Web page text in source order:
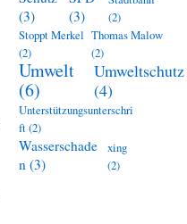
(3)
(3)
(2)
Stoppt Merkel
(2)
Thomas Malow
(2)
Umwelt
(6)
Umweltschutz
(4)
Unterstützungsunterschri
ft(2)
Wasserschade
n (3)
xing
(2)